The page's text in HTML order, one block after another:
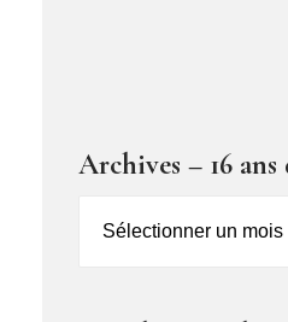
Archives – 16 ans